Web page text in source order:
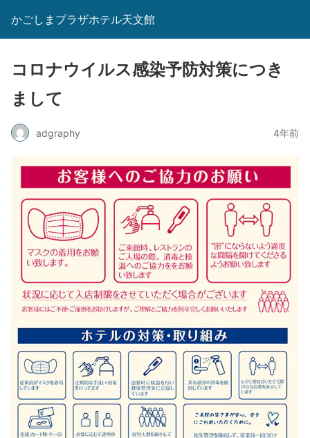
かごしまプラザホテル天文館
コロナウイルス感染予防対策につき
まして
adgraphy 4年前